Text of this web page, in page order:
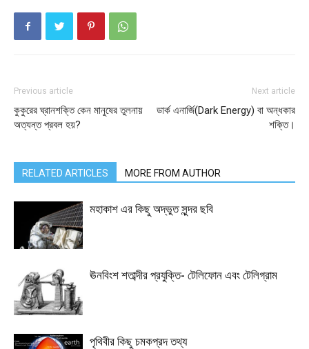
Previous article
কুকুরের ঘ্রানশক্তি কেন মানুষের তুলনায়
অত্যন্ত প্রবল হয়?
Next article
ডার্ক এনার্জি(Dark Energy) বা অন্ধকার
শক্তি।
RELATED ARTICLES MORE FROM AUTHOR
মহাকাশ এর কিছু অদ্ভুত সুন্দর ছবি
ঊনবিংশ শতাব্দীর প্রযুক্তি- টেলিফোন এবং টেলিগ্রাম
পৃথিবীর কিছু চমকপ্রদ তথ্য